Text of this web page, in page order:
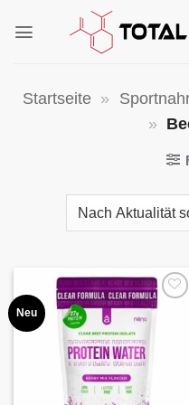
Inhalt
Startseite »
»
Neu
Auf die
Wunschliste